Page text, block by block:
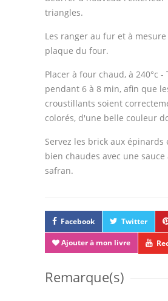
triangles.
Les ranger au fur et à
plaque du four.
Placer à four chaud, à 240°c -
pendant 6 à 8 min, afin que
croustillants soient
colorés, d'une belle couleur
Servez les brick aux épinards
bien chaudes avec une sauce
safran.
Facebook Twitter
Ajouter à mon livre
Remarque(s)